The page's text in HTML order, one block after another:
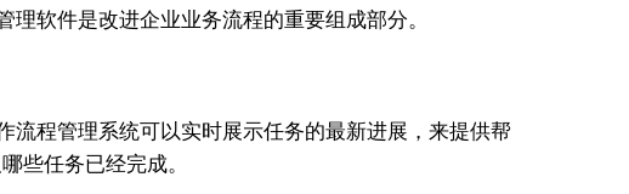
软件是改进企业业务流程的重要组成部分。
程管理系统可以实时展示任务的最新进展，来提供帮
些任务已经完成。